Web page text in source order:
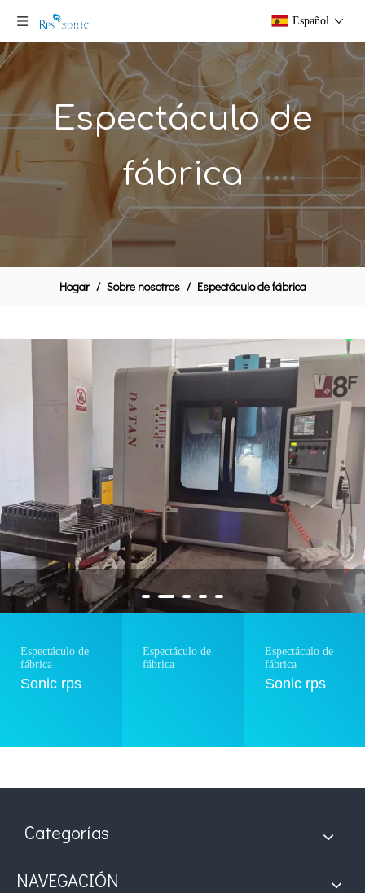
Español
Espectáculo de
fábrica
Hogar / Sobre nosotros / Espectáculo de fábrica
Espectáculo de
fábrica
Sonic rps
Espectáculo de
fábrica
Espectáculo de
fábrica
Sonic rps
Categorías
NAVEGACIÓN